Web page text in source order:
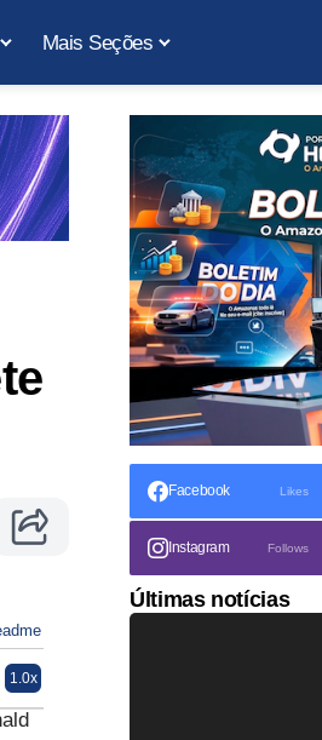
Mais Seções
1.0x
Facebook Likes
Instagram Follows
Últimas notícias